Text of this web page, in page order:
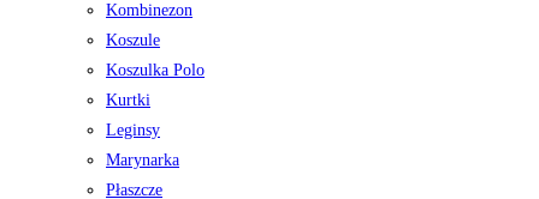
Kombinezon
Koszule
Koszulka Polo
Kurtki
Leginsy
Marynarka
Płaszcze